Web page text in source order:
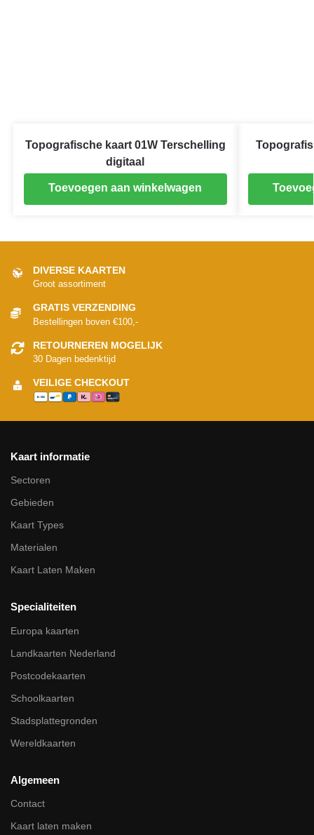
Topografische kaart 01W Terschelling
digitaal
Toevoegen aan winkelwagen
DIVERSE KAARTEN
Groot assortiment
GRATIS VERZENDING
Bestellingen boven €100,-
RETOURNEREN MOGELIJK
30 Dagen bedenktijd
VEILIGE CHECKOUT
Kaart informatie
Sectoren
Gebieden
Kaart Types
Materialen
Kaart Laten Maken
Specialiteiten
Europa kaarten
Landkaarten Nederland
Postcodekaarten
Schoolkaarten
Stadsplattegronden
Wereldkaarten
Algemeen
Contact
Kaart laten maken